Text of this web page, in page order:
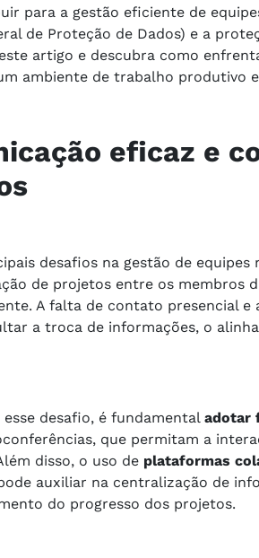
para a gestão eficiente de
de Proteção de Dados) e a
artigo e descubra como
ambiente de trabalho produtivo
eficaz e
desafios na gestão de
de projetos entre os membros
A falta de contato presencial
a troca de informações, o
esse desafio, é fundamental adotar
que permitam a
disso, o uso de plataformas
auxiliar na centralização de
do progresso dos projetos.